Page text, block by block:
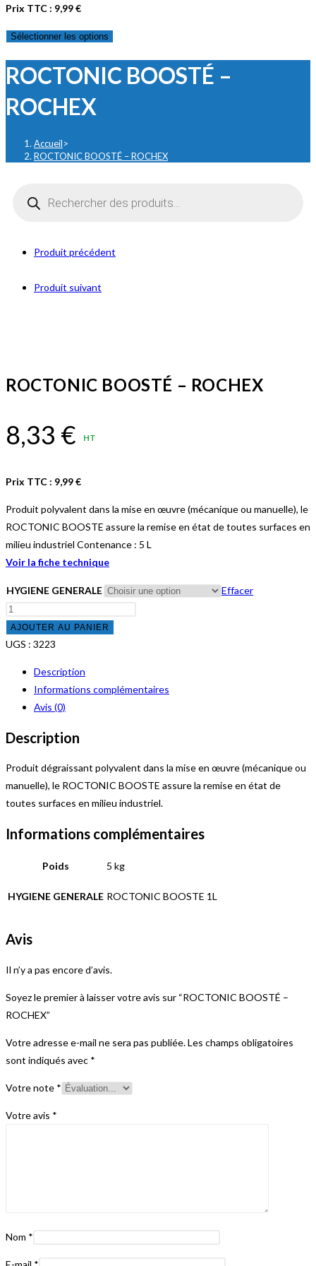
Prix TTC : 9,99€
Sélectionner les options
ROCTONIC BOOSTÉ –
ROCHEX
Accueil>
ROCTONIC BOOSTÉ – ROCHEX
produits
Produit précédent
Produit suivant
ROCTONIC BOOSTÉ – ROCHEX
8,33 € HT
Prix TTC : 9,99€
Produit polyvalent dans la mise en œuvre (mécanique ou manuelle), le
ROCTONIC BOOSTE assure la remise en état de toutes surfaces en
milieu industriel Contenance : 5 L
Voir la fiche technique
HYGIENE GENERALE
Effacer
quantité
de
ROCTONIC
ROCHEX
AJOUTER AU PANIER
UGS : 3223
Description
Informations complémentaires
Avis (0)
Description
Produit dégraissant polyvalent dans la mise en œuvre (mécanique ou
manuelle), le ROCTONIC BOOSTE assure la remise en état de
toutes surfaces en milieu industriel.
Informations complémentaires
Poids 5 kg
HYGIENE GENERALE ROCTONIC BOOSTE 1L
Avis
Il n’y a pas encore d’avis.
Soyez le premier à laisser votre avis sur “ROCTONIC BOOSTÉ –
ROCHEX”
Votre adresse e-mail ne sera pas publiée.Les champs obligatoires
sont indiqués avec *
Votre note *
Votre avis *
Nom *